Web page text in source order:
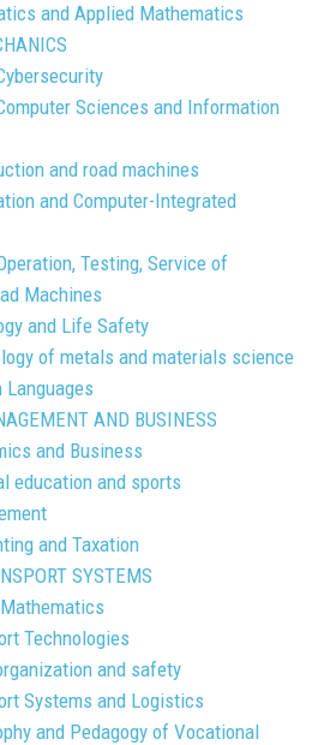
and Applied Mathematics
Sciences and Information
and road machines
and Computer-Integrated
Testing, Service of
Machines
and Life Safety
of metals and materials science
Languages
AND BUSINESS
and Business
education and sports
and Taxation
SYSTEMS
Technologies
and safety
Systems and Logistics
and Pedagogy of Vocational